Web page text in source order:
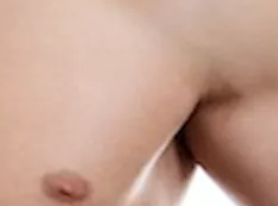
فقدان الوزن
احرص على تناولها في